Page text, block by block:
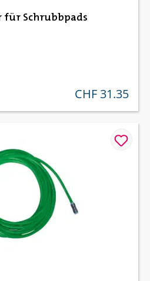
für Schrubbpads
regulärer preis:
CHF 31.35